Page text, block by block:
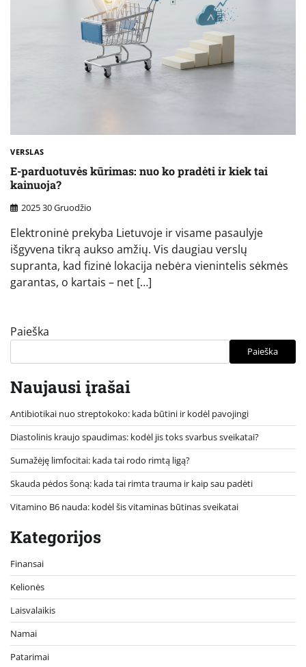
VERSLAS
E-parduotuvės kūrimas: nuo ko pradėti ir kiek tai
kainuoja?
2025 30 Gruodžio
Elektroninė prekyba Lietuvoje ir visame pasaulyje
išgyvena tikrą aukso amžių. Vis daugiau verslų
supranta, kad fizinė lokacija nebėra vienintelis sėkmės
garantas, o kartais – net […]
Paieška
Paieška
Naujausi įrašai
Antibiotikai nuo streptokoko: kada būtini ir kodėl pavojingi
Diastolinis kraujo spaudimas: kodėl jis toks svarbus sveikatai?
Sumažėję limfocitai: kada tai rodo rimtą ligą?
Skauda pėdos šoną: kada tai rimta trauma ir kaip sau padėti
Vitamino B6 nauda: kodėl šis vitaminas būtinas sveikatai
Kategorijos
Finansai
Kelionės
Laisvalaikis
Namai
Patarimai